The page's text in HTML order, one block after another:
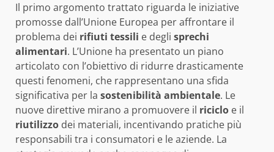
Il primo argomento trattato riguarda le iniziative
promosse dall’Unione Europea per affrontare il
problema dei rifiuti tessili e degli sprechi
alimentari. L’Unione ha presentato un piano
articolato con l’obiettivo di ridurre drasticamente
questi fenomeni, che rappresentano una sfida
significativa per la sostenibilità ambientale. Le
nuove direttive mirano a promuovere il riciclo e il
riutilizzo dei materiali, incentivando pratiche più
responsabili tra i consumatori e le aziende. La